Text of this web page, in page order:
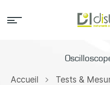
Accueil Tests &